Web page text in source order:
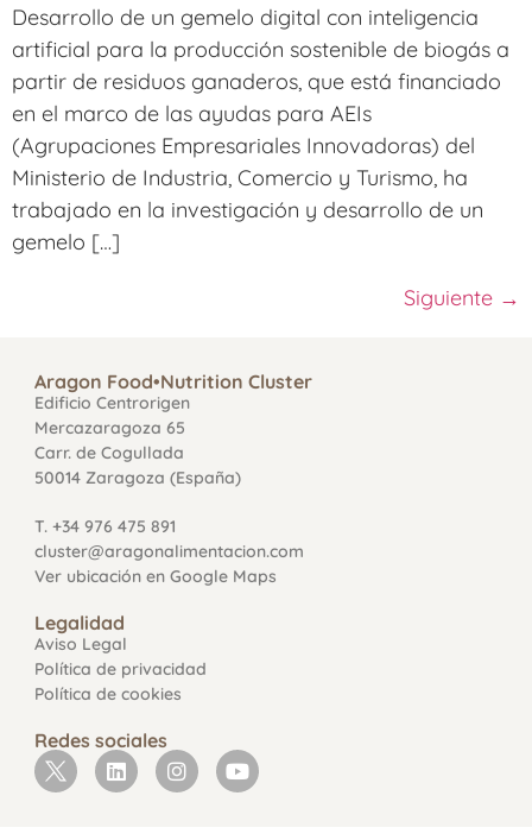
Desarrollo de un gemelo digital con inteligencia
artificial para la producción sostenible de biogás a
partir de residuos ganaderos, que está financiado
en el marco de las ayudas para AEIs
(Agrupaciones Empresariales Innovadoras) del
Ministerio de Industria, Comercio y Turismo, ha
trabajado en la investigación y desarrollo de un
gemelo […]
Siguiente →
Aragon Food•Nutrition Cluster
Edificio Centrorigen
Mercazaragoza 65
Carr. de Cogullada
50014 Zaragoza (España)
T. +34 976 475 891
cluster@aragonalimentacion.com
Ver ubicación en Google Maps
Legalidad
Aviso Legal
Política de privacidad
Política de cookies
Redes sociales